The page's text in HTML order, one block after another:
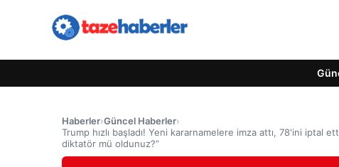
Haberler›Güncel Haberler›
Trump hızlı başladı! Yeni kararnamelere imza attı, 78'ini iptal
diktatör mü oldunuz?”